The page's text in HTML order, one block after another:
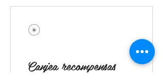
Canjea recompensas